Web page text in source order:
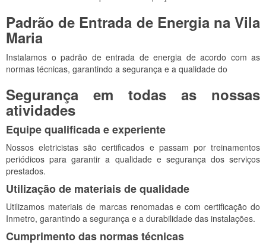
Padrão de Entrada de Energia na Vila
Maria
Instalamos o padrão de entrada de energia de acordo com as
normas técnicas, garantindo a segurança e a qualidade do
Segurança em todas as nossas
atividades
Equipe qualificada e experiente
Nossos eletricistas são certificados e passam por treinamentos
periódicos para garantir a qualidade e segurança dos serviços
prestados.
Utilização de materiais de qualidade
Utilizamos materiais de marcas renomadas e com certificação do
Inmetro, garantindo a segurança e a durabilidade das instalações.
Cumprimento das normas técnicas